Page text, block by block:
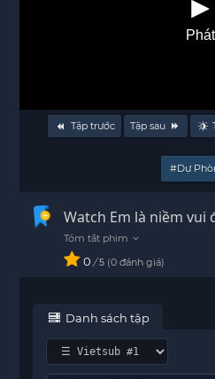
Phát
Tập trước Tập sau
#Dự
Watch Em là niềm vui
Vietsub - HD
0 / 5 0 đánh giá
Danh sách tập